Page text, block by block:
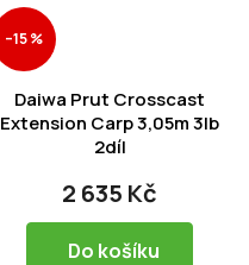
–15 %
Daiwa Prut Crosscast
Extension Carp 3,05m 3lb
2díl
2 635 Kč
Do košíku